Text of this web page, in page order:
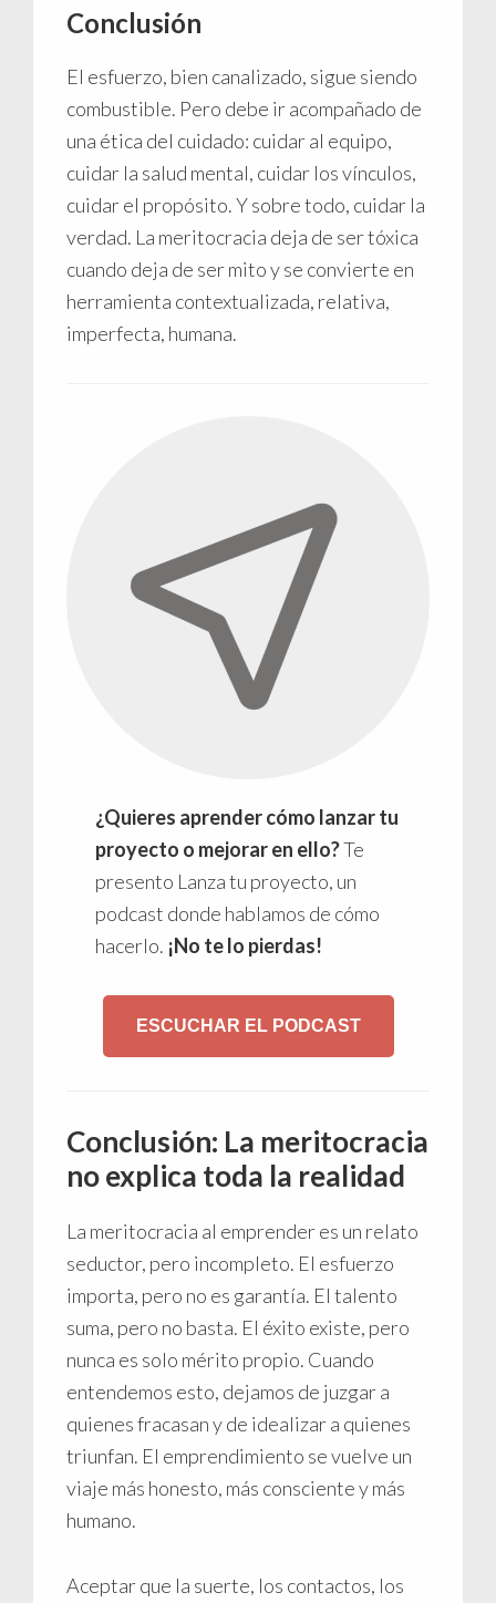
Conclusión
El esfuerzo, bien canalizado, sigue siendo
combustible. Pero debe ir acompañado de
una ética del cuidado: cuidar al equipo,
cuidar la salud mental, cuidar los vínculos,
cuidar el propósito. Y sobre todo, cuidar la
verdad. La meritocracia deja de ser tóxica
cuando deja de ser mito y se convierte en
herramienta contextualizada, relativa,
imperfecta, humana.
¿Quieres aprender cómo lanzar tu
proyecto o mejorar en ello?Te
presento Lanza tu proyecto, un
podcast donde hablamos de cómo
hacerlo. ¡No te lo pierdas!
ESCUCHAR EL PODCAST
Conclusión: La meritocracia
no explica toda la realidad
La meritocracia al emprender es un relato
seductor, pero incompleto. El esfuerzo
importa, pero no es garantía. El talento
suma, pero no basta. El éxito existe, pero
nunca es solo mérito propio. Cuando
entendemos esto, dejamos de juzgar a
quienes fracasan y de idealizar a quienes
triunfan. El emprendimiento se vuelve un
viaje más honesto, más consciente y más
humano.
Aceptar que la suerte, los contactos, los